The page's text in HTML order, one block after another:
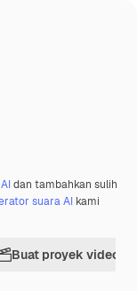
dan tambahkan sulih
suara AIkami
Buat proyek video